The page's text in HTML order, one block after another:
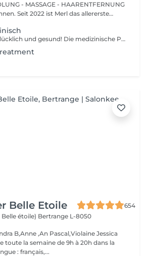
- MASSAGE - HAARENTFERNUNG
Seit 2022 ist Merl das allererste
Halte deine Füße glücklich und gesund! Die medizinische Pediküre ist eine spezialisierte Form der Fußbehandlung, bei der ein Nagelmeister Probleme wie Hornhaut, Risse und deformierte Nägel behandelt. Wie wird die medizinische Pediküre durchgeführt? - Problemidentifikation - Desinfektion und Erweichung der Füße - Entfernung von Hornhaut - Behandlung der Nagelplatte - Hautbehandlung - Auftragen einer medizinischen Creme Altersbeschränkungen: empfohlen ab 16 Jahren. Empfehlungen nach dem Eingriff: professionelle häusliche Pflege wird nach dem Eingriff empfohlen. Frequenz: einmal in 3-4 Wochen.
Belle Etoile
654
Belle étoile) Bertrange L-8050
B,Anne ,An Pascal,Violaine Jessica
toute la semaine de 9h à 20h dans la
humeur ! Langue : français,...